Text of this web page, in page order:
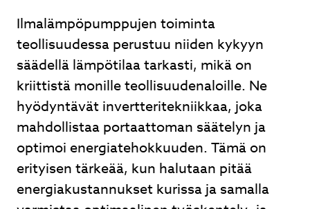
Ilmalämpöpumppujen toiminta
teollisuudessa perustuu niiden kykyyn
säädellä lämpötilaa tarkasti, mikä on
kriittistä monille teollisuudenaloille. Ne
hyödyntävät invertteritekniikkaa, joka
mahdollistaa portaattoman säätelyn ja
optimoi energiatehokkuuden. Tämä on
erityisen tärkeää, kun halutaan pitää
energiakustannukset kurissa ja samalla